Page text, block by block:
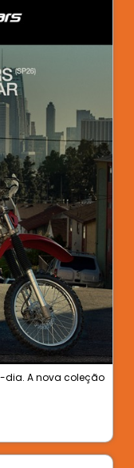
dia. A nova coleção